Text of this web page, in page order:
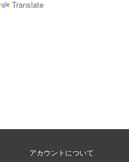
Translate
アカウントについて